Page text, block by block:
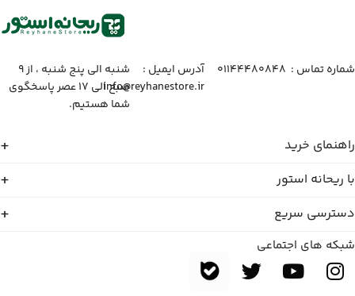
شماره تماس :‌ ۰۱۱۴۴۴۸۰۸۴۸
آدرس ایمیل :‌
info@reyhanestore.ir
شنبه الی پنج شنبه ، از ۹
صبح الی ۱۷ عصر پاسخگوی
شما هستیم.
راهنمای خرید
با ریحانه استور
دسترسی سریع
شبکه های اجتماعی